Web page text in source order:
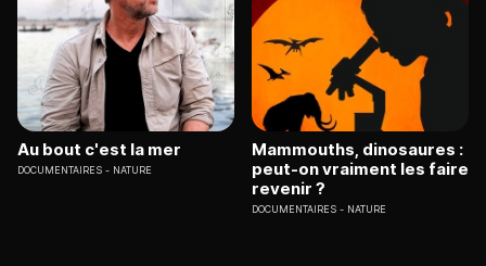
Au bout c'est la mer
DOCUMENTAIRES NATURE
Mammouths, dinosaures :
peut-on vraiment les faire
revenir ?
DOCUMENTAIRES NATURE